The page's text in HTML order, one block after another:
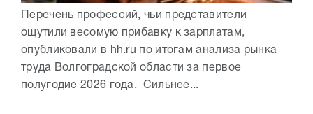
Перечень профессий, чьи представители
ощутили весомую прибавку к зарплатам,
опубликовали в hh.ru по итогам анализа рынка
труда Волгоградской области за первое
полугодие 2026 года. Сильнее...